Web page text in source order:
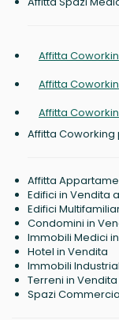
Affitta
Affitta
Affitta
Affitta
Affitta
Edifici in Vendita
Edifici
Condomini in
Immobili Medici
Hotel in Vendita
Immobili
Terreni in Vendita
Spazi